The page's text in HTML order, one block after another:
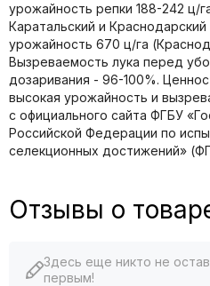
урожайность репки 188-242 ц/
Каратальский и
урожайность 670 ц/га
Вызреваемость лука перед
дозаривания - 96-100%.
высокая урожайность и
с официального сайта ФГБУ
Российской Федерации по
селекционных достижений»
Отзывы о
Здесь еще никто не
первым!